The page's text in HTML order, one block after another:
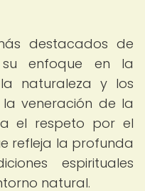
destacados de
su enfoque en la
naturaleza y los
veneración de la
el respeto por el
refleja la profunda
espirituales
natural.